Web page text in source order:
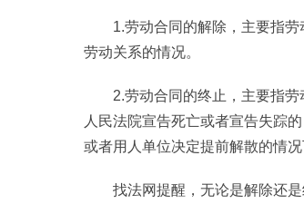
1.劳动合同的解除，主要指
劳动关系的情况。
2.劳动合同的终止，主要指
人民法院宣告死亡或者宣告失踪
或者用人单位决定提前解散的情
找法网提醒，无论是解除还